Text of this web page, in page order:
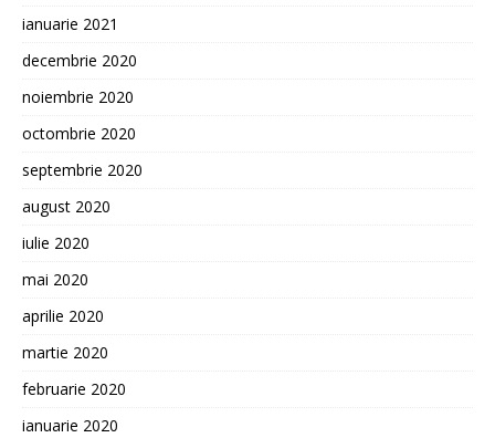
ianuarie 2021
decembrie 2020
noiembrie 2020
octombrie 2020
septembrie 2020
august 2020
iulie 2020
mai 2020
aprilie 2020
martie 2020
februarie 2020
ianuarie 2020